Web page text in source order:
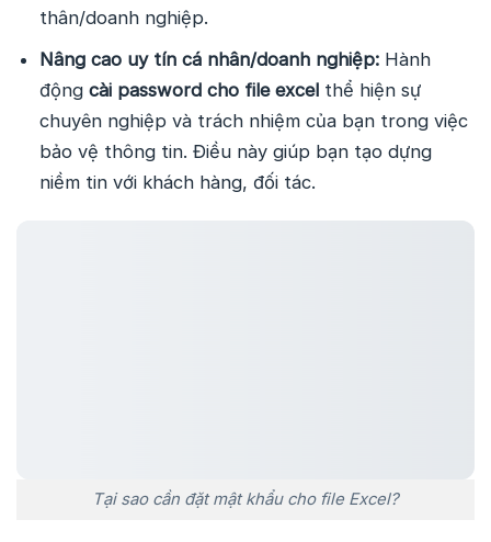
thân/doanh nghiệp.
Nâng cao uy tín cá nhân/doanh nghiệp: Hành
độngcài password cho file excel thể hiện sự
chuyên nghiệp và trách nhiệm của bạn trong việc
bảo vệ thông tin. Điều này giúp bạn tạo dựng
niềm tin với khách hàng, đối tác.
Tại sao cần đặt mật khẩu cho file Excel?